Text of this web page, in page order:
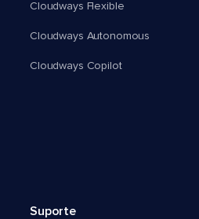
Cloudways Flexible
Cloudways Autonomous
Cloudways Copilot
Suporte